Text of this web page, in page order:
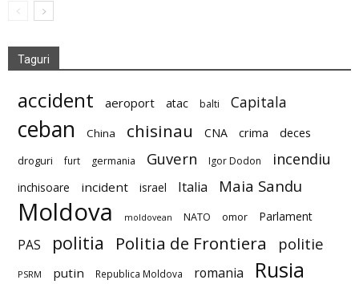
Taguri
accident aeroport atac balti Capitala
ceban China chisinau CNA crima deces
droguri furt germania Guvern Igor Dodon incendiu
inchisoare incident israel Italia Maia Sandu
Moldova moldovean NATO omor Parlament
PAS politia Politia de Frontiera politie
PSRM putin Republica Moldova romania Rusia